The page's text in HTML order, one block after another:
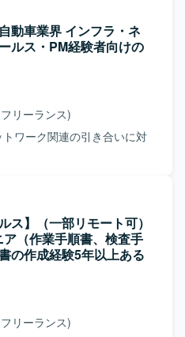
動車業界 インフラ・ネ
ルス・PM経験者向けの
リーランス)
ワーク関連の引き合いに対
ス】（一部リモート可）
（作業手順書、検査手
の作成経験5年以上ある
リーランス)